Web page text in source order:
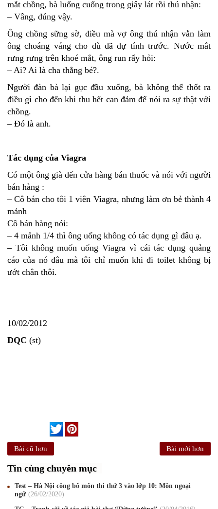
mắt chồng, bà luống cuống trong giây lát rồi thú nhận:
– Vâng, đúng vậy.
Ông chồng sững sờ, điều mà vợ ông thú nhận vẫn làm
ông choáng váng cho dù đã dự tính trước. Nước mắt
rưng rưng trên khoé mắt, ông run rẩy hỏi:
– Ai? Ai là cha thằng bé?.
Người đàn bà lại gục đầu xuống, bà không thể thốt ra
điều gì cho đến khi thu hết can đảm để nói ra sự thật với
chồng.
– Đó là anh.
Tác dụng của Viagra
Có một ông già đến cửa hàng bán thuốc và nói với người
bán hàng :
– Cô bán cho tôi 1 viên Viagra, nhưng làm ơn bẻ thành 4
mảnh
Cô bán hàng nói:
– 4 mảnh 1/4 thì ông uống không có tác dụng gì đâu ạ.
– Tôi không muốn uống Viagra vì cái tác dụng quảng
cáo của nó đâu mà tôi chỉ muốn khi đi toilet không bị
ướt chân thôi.
10/02/2012
DQC (st)
Bài cũ hơn Bài mới hơn
Tin cùng chuyên mục
Test – Hà Nội công bố môn thi thứ 3 vào lớp 10: Môn ngoại
ngữ
26/02/2020